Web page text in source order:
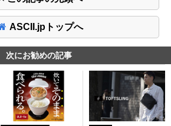
ASCII.jpトップへ
次にお勧めの記事